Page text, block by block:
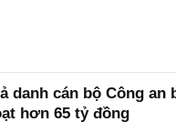
danh cán bộ Công an
hơn 65 tỷ đồng